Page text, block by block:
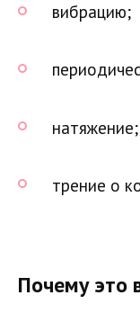
вибрацию;
натяжение;
трение о
Почему это